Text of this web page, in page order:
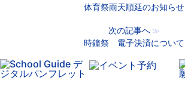
体育祭雨天順延のお知らせ
次の記事へ ≫
時鐘祭 電子決済について